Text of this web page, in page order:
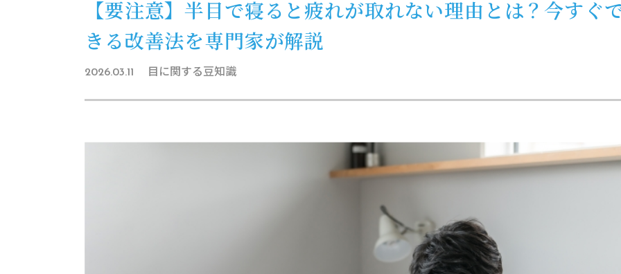
【要注意】半目で寝ると疲れが取れない理由とは？今すぐ
きる改善法を専門家が解説
2026.03.11 目に関する豆知識